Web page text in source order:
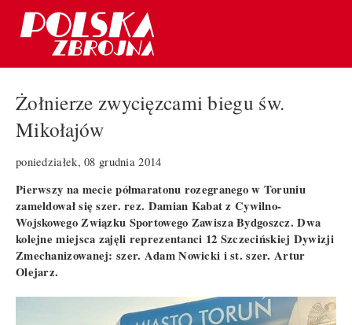
Żołnierze zwycięzcami biegu św.
Mikołajów
poniedziałek, 08 grudnia 2014
Pierwszy na mecie półmaratonu rozegranego w Toruniu
zameldował się szer. rez. Damian Kabat z Cywilno-
Wojskowego Związku Sportowego Zawisza Bydgoszcz. Dwa
kolejne miejsca zajęli reprezentanci 12 Szczecińskiej Dywizji
Zmechanizowanej: szer. Adam Nowicki i st. szer. Artur
Olejarz.